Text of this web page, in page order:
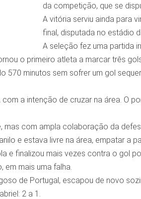
da competição, que se
A vitória serviu ainda para
final, disputada no estádio
A seleção fez uma partida
o primeiro atleta a marcar três
570 minutos sem sofrer um gol
a intenção de cruzar na área. O
com ampla colaboração da
e estava livre na área, empatar a
e finalizou mais vezes contra o gol
em mais uma falha.
de Portugal, escapou de novo
2 a 1.